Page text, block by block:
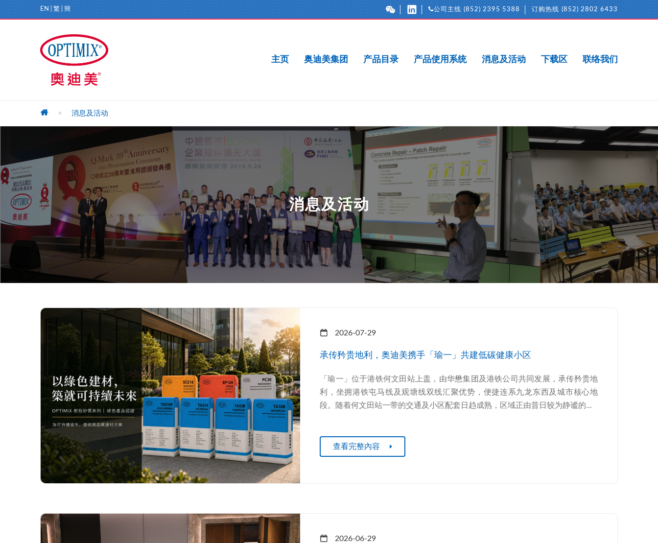
EN 繁 簡 公司主线 (852) 2395 5388 订购热线 (852) 2802 6433
主页 奥迪美集团 产品目录 产品使用系统 消息及活动 下载区 联络我们
> 消息及活动
消息及活动
2026-07-29
承传矜贵地利，奥迪美携手「瑜一」共建低碳健康小区
「瑜一」位于港铁何文田站上盖，由华懋集团及港铁公司共同发展，承传矜贵地
利，坐拥港铁屯马线及观塘线双线汇聚优势，便捷连系九龙东西及城市核心地
段。随着何文田站一带的交通及小区配套日趋成熟，区域正由昔日较为静谧的...
查看完整內容
2026-06-29